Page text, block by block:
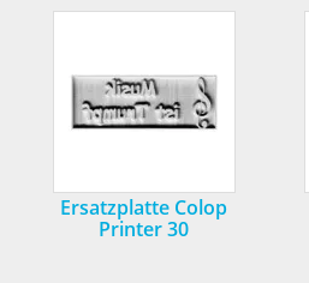
Ersatzplatte Colop
Printer 30